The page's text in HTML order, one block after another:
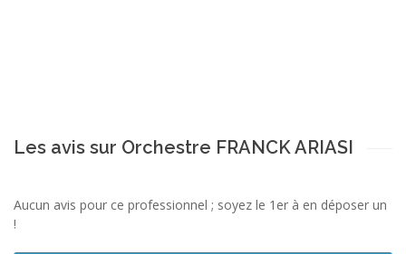
Les avis sur Orchestre FRANCK ARIASI
Aucun avis pour ce professionnel ; soyez le 1er à en déposer un
!